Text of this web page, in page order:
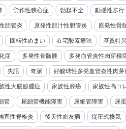
労作性狭心症 勃起不全 動揺性歩行
胆管炎 原発性胆汁性胆管炎 原発性骨
回転性めまい 在宅酸素療法 基質特
症 多発性骨髄腫 多発血管炎性肉芽種
失語 奇脈 好酸球性多発血管炎性肉芽
性大腸腺腫症 家族性膵癌 家族性高コ
管 尿細管機能障害 尿細管障害 尿
直性脊椎炎 後天性血友病 従圧式換気